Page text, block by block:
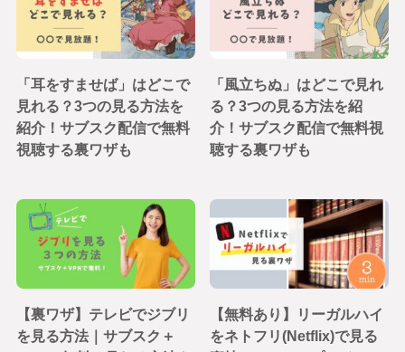
「耳をすませば」はどこで
見れる？3つの見る方法を
紹介！サブスク配信で無料
視聴する裏ワザも
「風立ちぬ」はどこで見れ
る？3つの見る方法を紹
介！サブスク配信で無料視
聴する裏ワザも
【裏ワザ】テレビでジブリ
を見る方法｜サブスク＋
【無料あり】リーガルハイ
をネトフリ(Netflix)で見る